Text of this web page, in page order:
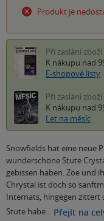
Produkt je
Při zaslání
K nákupu nad
E-shopové listy
Při zaslání
K nákupu nad
Let na měsíc
Snowfields hat eine neue
wunderschöne Stute
gebissen haben. Zoe und
Chrystal ist doch so
Internats, hingegen zittert
Stute habe… Přejít na